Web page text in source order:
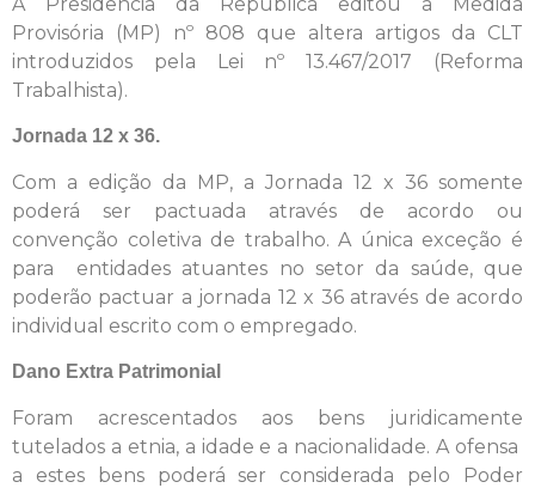
Provisória (MP) nº 808 que altera artigos da CLT
introduzidos pela Lei nº 13.467/2017 (Reforma
Trabalhista).
Jornada 12 x 36.
Com a edição da MP, a Jornada 12 x 36 somente
poderá ser pactuada através de acordo ou
convenção coletiva de trabalho. A única exceção é
para entidades atuantes no setor da saúde, que
poderão pactuar a jornada 12 x 36 através de acordo
individual escrito com o empregado.
Dano Extra Patrimonial
Foram acrescentados aos bens juridicamente
tutelados a etnia, a idade e a nacionalidade. A ofensa
a estes bens poderá ser considerada pelo Poder